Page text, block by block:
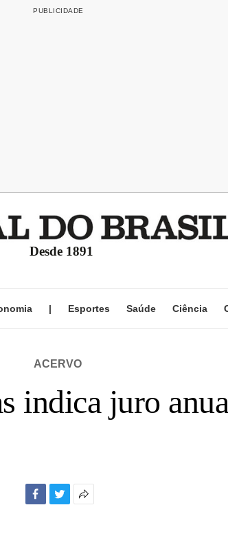
Desde 1891
| Esportes Saúde Ciência
ACERVO
indica juro